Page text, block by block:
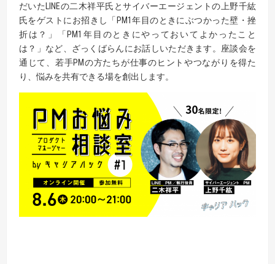
だいたLINEの二木祥平氏とサイバーエージェントの上野千紘
氏をゲストにお招きし「PM1年目のときにぶつかった壁・挫
折は？」「PM1年目のときにやっておいてよかったこと
は？」など、ざっくばらんにお話しいただきます。座談会を
通じて、若手PMの方たちが仕事のヒントやつながりを得た
り、悩みを共有できる場を創出します。